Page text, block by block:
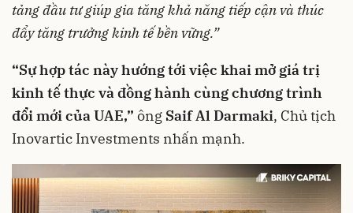
tảng đầu tư giúp gia tăng khả năng tiếp cận và thúc
đẩy tăng trưởng kinh tế bền vững.”
“Sự hợp tác này hướng tới việc khai mở giá trị
kinh tế thực và đồng hành cùng chương trình
đổi mới của UAE,” ông Saif Al Darmaki, Chủ tịch
Inovartic Investments nhấn mạnh.